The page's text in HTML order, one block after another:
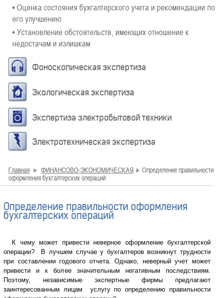
• Оценка состояния бухгалтерского учета и рекомендации по
его улучшению
• Установление обстоятельств, имеющих отношение к
недостачам и излишкам
Фоноскопическая экспертиза
Экологическая экспертиза
Экспертиза электробытовой техники
Электротехническая экспертиза
Главная ФИНАНСОВО-ЭКОНОМИЧЕСКАЯ
Определение правильности
оформления бухгалтерских операций
Определение правильности оформления
бухгалтерских операций
К чему может привести неверное оформление бухгалтерской
операции? В лучшем случае у бухгалтеров возникнут трудности
при составлении годового отчета. Однако, неверный учет может
привести и к более значительным негативным последствиям.
Поэтому, независимые экспертные фирмы предлагают
заинтересованным лицам услугу по определению правильности